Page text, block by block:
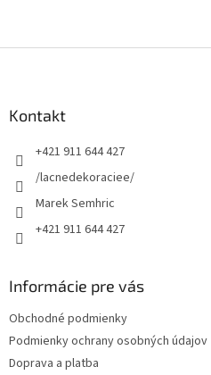
Kontakt
+421 911 644 427
/lacnedekoraciee/
Marek Semhric
+421 911 644 427
Informácie pre vás
Obchodné podmienky
Podmienky ochrany osobných údajov
Doprava a platba